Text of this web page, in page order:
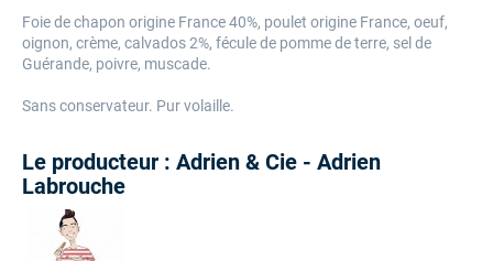
Foie de chapon origine France 40%, poulet origine France, oeuf,
oignon, crème, calvados 2%, fécule de pomme de terre, sel de
Guérande, poivre, muscade.
Sans conservateur. Pur volaille.
Le producteur : Adrien & Cie - Adrien
Labrouche